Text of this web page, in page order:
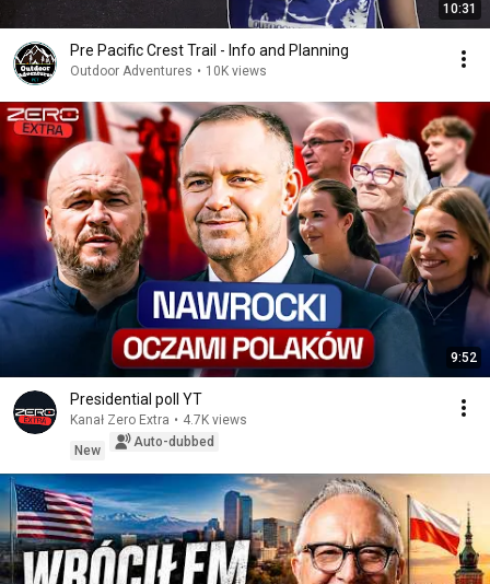
10:31
Pre Pacific Crest Trail - Info and Planning
Outdoor Adventures • 10K views
9:52
Presidential poll YT
Kanał Zero Extra • 4.7K views
New
Auto-dubbed